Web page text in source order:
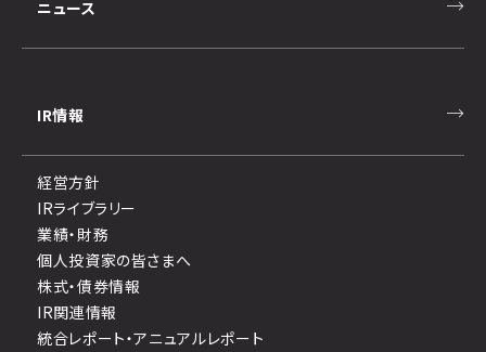
ニュース
IR情報
経営方針
IRライブラリー
業績・財務
個人投資家の皆さまへ
株式・債券情報
IR関連情報
統合レポート・アニュアルレポート